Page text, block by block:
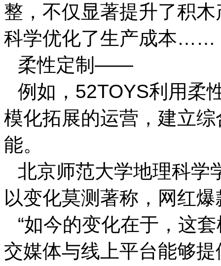
整，不仅显著提升了积
科学优化了生产成本……
柔性定制——
例如，52TOYS利用柔
模化拓展的运营，建立
能。
北京师范大学地理科学
以变化莫测著称，网红
“如今的变化在于，这
交媒体与线上平台能够